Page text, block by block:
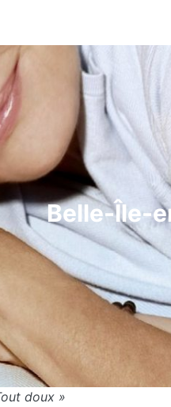
Belle-Île-
doux »